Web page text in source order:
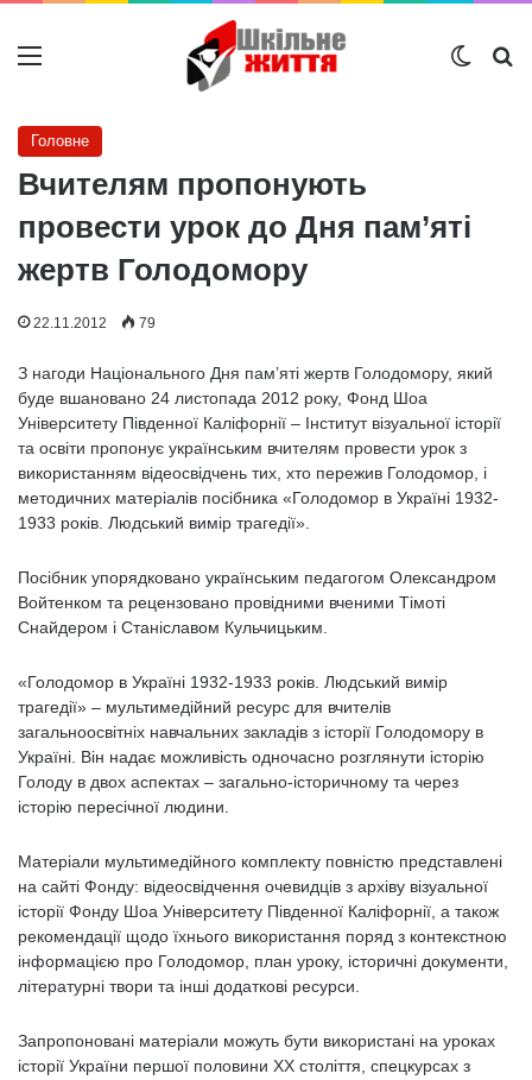
Меню
Головне
Вчителям пропонують
провести урок до Дня пам’яті
жертв Голодомору
22.11.2012 79
З нагоди Національного Дня пам’яті жертв Голодомору, який
буде вшановано 24 листопада 2012 року, Фонд Шоа
Університету Південної Каліфорнії – Інститут візуальної історії
та освіти пропонує українським вчителям провести урок з
використанням відеосвідчень тих, хто пережив Голодомор, і
методичних матеріалів посібника «Голодомор в Україні 1932-
1933 років. Людський вимір трагедії».
Посібник упорядковано українським педагогом Олександром
Войтенком та рецензовано провідними вченими Тімоті
Снайдером і Станіславом Кульчицьким.
«Голодомор в Україні 1932-1933 років. Людський вимір
трагедії» – мультимедійний ресурс для вчителів
загальноосвітніх навчальних закладів з історії Голодомору в
Україні. Він надає можливість одночасно розглянути історію
Голоду в двох аспектах – загально-історичному та через
історію пересічної людини.
Матеріали мультимедійного комплекту повністю представлені
на сайті Фонду: відеосвідчення очевидців з архіву візуальної
історії Фонду Шоа Університету Південної Каліфорнії, а також
рекомендації щодо їхнього використання поряд з контекстною
інформацією про Голодомор, план уроку, історичні документи,
літературні твори та інші додаткові ресурси.
Запропоновані матеріали можуть бути використані на уроках
історії України першої половини ХХ століття, спецкурсах з